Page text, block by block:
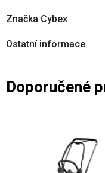
Značka Cybex
Ostatní informace
Doporučené